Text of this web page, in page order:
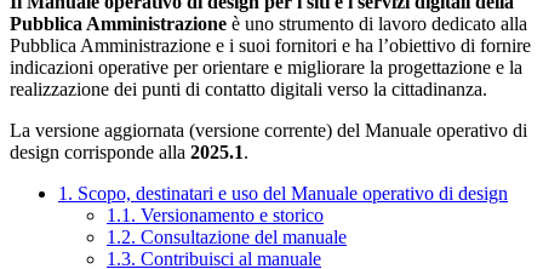
Pubblica Amministrazione è uno strumento di lavoro dedicato alla
Pubblica Amministrazione e i suoi fornitori e ha l’obiettivo di fornire
indicazioni operative per orientare e migliorare la progettazione e la
realizzazione dei punti di contatto digitali verso la cittadinanza.
La versione aggiornata (versione corrente) del Manuale operativo di
design corrisponde alla 2025.1.
1. Scopo, destinatari e uso del Manuale operativo di design
1.1. Versionamento e storico
1.2. Consultazione del manuale
1.3. Contribuisci al manuale